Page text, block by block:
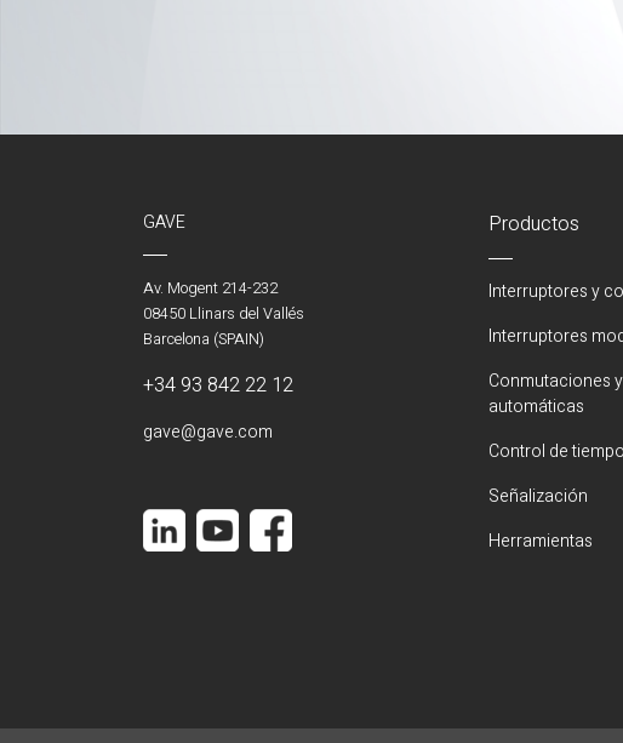
GAVE
Av. Mogent 214-232
08450 Llinars del Vallés
Barcelona (SPAIN)
+34 93 842 22 12
gave@gave.com
Productos
Interruptores y
Interruptores
Conmutaciones
automáticas
Control de tiempo
Señalización
Herramientas